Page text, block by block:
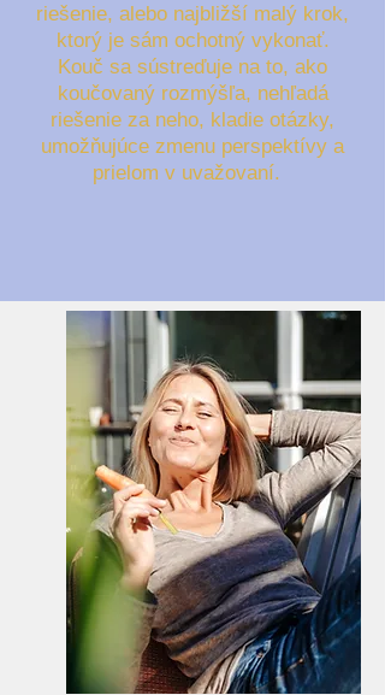
riešenie, alebo najbližší malý krok,
ktorý je sám ochotný vykonať.
Kouč sa sústreďuje na to, ako
koučovaný rozmýšľa, nehľadá
riešenie za neho, kladie otázky,
umožňujúce zmenu perspektívy a
prielom v uvažovaní.